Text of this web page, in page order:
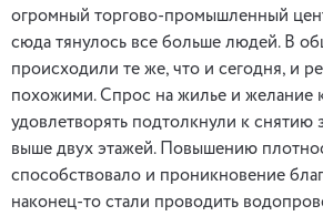
огромный торгово-промышленный
сюда тянулось все больше людей. В
происходили те же, что и сегодня, и
похожими. Спрос на жилье и желание
удовлетворять подтолкнули к снятию
выше двух этажей. Повышению
способствовало и проникновение
наконец-то стали проводить